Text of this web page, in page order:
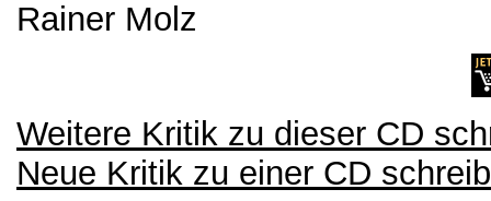
Rainer Molz
Weitere Kritik zu dieser CD
Neue Kritik zu einer CD